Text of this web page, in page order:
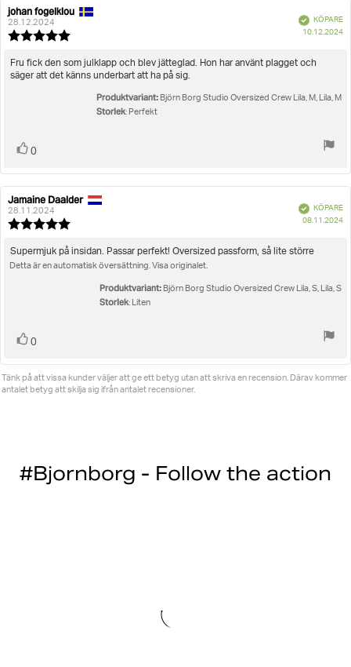
Recensionsförfattare:
johan fogelklou
28.12.2024
utav
5
BekräftadKÖPARE
10.12.2024
Recensionstext:
Fru fick den som julklapp och blev jätteglad. Hon har använt plagget och
säger att det känns underbart att ha på sig.
Produktvariant: Björn Borg Studio Oversized Crew Lila, M, Lila, M
Storlek: Perfekt
Rösta
0
Recensionsförfattare:
Jamaine Daalder
28.11.2024
utav
BekräftadKÖPARE
08.11.2024
Recensionstext:
Supermjuk på insidan. Passar perfekt! Oversized passform, så lite större
Detta är en automatisk översättning. Visa originalet.
Produktvariant: Björn Borg Studio Oversized Crew Lila, S, Lila, S
Storlek: Liten
Rösta
0
Tänk på att vissa kunder väljer att ge ett betyg utan att skriva en recension. Därav kommer
antalet betyg att skilja sig ifrån antalet recensioner.
#Bjornborg - Follow the action